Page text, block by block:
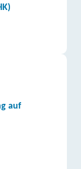
auf